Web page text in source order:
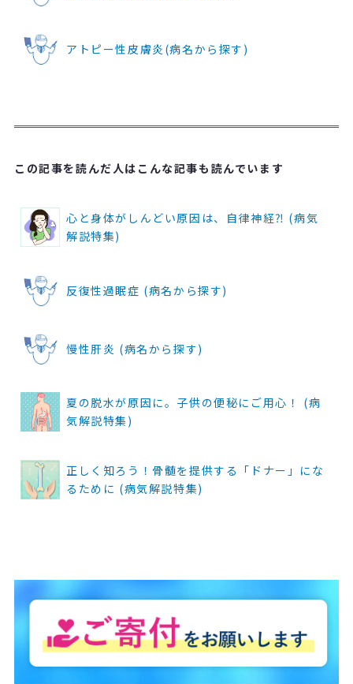
アトピー性皮膚炎(病名から探す)
この記事を読んだ人はこんな記事も読んでいます
心と身体がしんどい原因は、自律神経⁈ (病気
解説特集)
反復性過眠症 (病名から探す)
慢性肝炎 (病名から探す)
夏の脱水が原因に。子供の便秘にご用心！ (病
気解説特集)
正しく知ろう！骨髄を提供する「ドナー」にな
るために (病気解説特集)